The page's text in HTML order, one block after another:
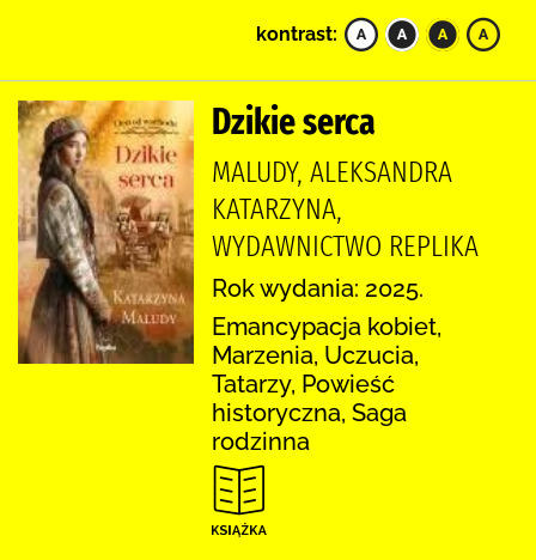
kontrast:
Dzikie serca
MALUDY, ALEKSANDRA
KATARZYNA,
WYDAWNICTWO REPLIKA
Rok wydania: 2025.
Emancypacja kobiet,
Marzenia, Uczucia,
Tatarzy, Powieść
historyczna, Saga
rodzinna